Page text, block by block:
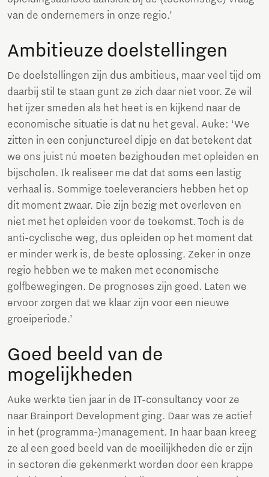
van de ondernemers in onze regio.’
Ambitieuze doelstellingen
De doelstellingen zijn dus ambitieus, maar veel tijd om
daarbij stil te staan gunt ze zich daar niet voor. Ze wil
het ijzer smeden als het heet is en kijkend naar de
economische situatie is dat nu het geval. Auke: ‘We
zitten in een conjunctureel dipje en dat betekent dat
we ons juist nú moeten bezighouden met opleiden en
bijscholen. Ik realiseer me dat dat soms een lastig
verhaal is. Sommige toeleveranciers hebben het op
dit moment zwaar. Die zijn bezig met overleven en
niet met het opleiden voor de toekomst. Toch is de
anti-cyclische weg, dus opleiden op het moment dat
er minder werk is, de beste oplossing. Zeker in onze
regio hebben we te maken met economische
golfbewegingen. De prognoses zijn goed. Laten we
ervoor zorgen dat we klaar zijn voor een nieuwe
groeiperiode.’
Goed beeld van de
mogelijkheden
Auke werkte tien jaar in de IT-consultancy voor ze
naar Brainport Development ging. Daar was ze actief
in het (programma-)management. In haar baan kreeg
ze al een goed beeld van de moeilijkheden die er zijn
in sectoren die gekenmerkt worden door een krappe